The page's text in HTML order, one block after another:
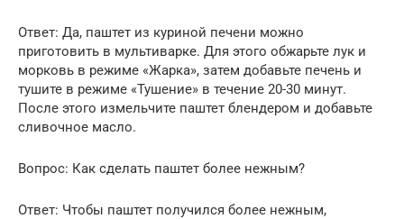
Ответ: Да, паштет из куриной печени можно
приготовить в мультиварке. Для этого обжарьте лук и
морковь в режиме «Жарка», затем добавьте печень и
тушите в режиме «Тушение» в течение 20-30 минут.
После этого измельчите паштет блендером и добавьте
сливочное масло.
Вопрос: Как сделать паштет более нежным?
Ответ: Чтобы паштет получился более нежным,